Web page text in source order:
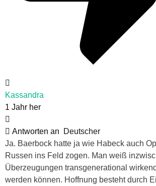
Kassandra
1 Jahr her
Antworten an
Deutscher
Ja. Baerbock hatte ja wie Habeck auch
Russen ins Feld zogen. Man weiß
Überzeugungen transgenerational
werden können. Hoffnung besteht durch